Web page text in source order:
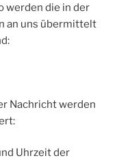
werden die in der
an uns übermittelt
Nachricht werden
Uhrzeit der